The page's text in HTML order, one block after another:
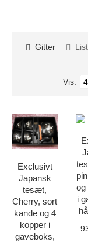
Gitter
Vis:
Exclusivt
Japansk
tesæt,
Cherry, sort
kande og 4
kopper i
gaveboks,
og
i